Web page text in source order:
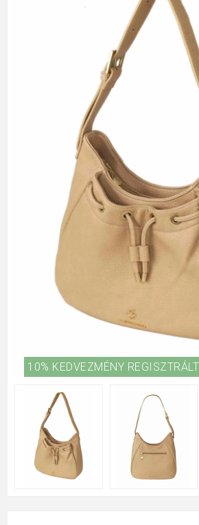
10% KEDVEZMÉNY